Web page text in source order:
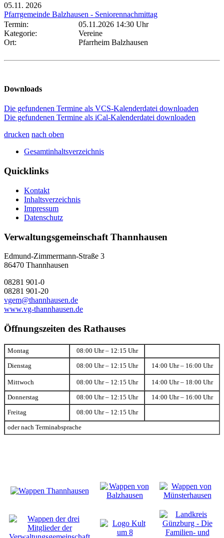
05.11. 2026
Pfarrgemeinde Balzhausen - Seniorennachmittag
Termin:
05.11.2026 14:30 Uhr
Kategorie:
Vereine
Ort:
Pfarrheim Balzhausen
Downloads
Die gefundenen Termine als VCS-Kalenderdatei downloaden
Die gefundenen Termine als iCal-Kalenderdatei downloaden
drucken nach oben
Gesamtinhaltsverzeichnis
Quicklinks
Kontakt
Inhaltsverzeichnis
Impressum
Datenschutz
Verwaltungsgemeinschaft Thannhausen
Edmund-Zimmermann-Straße 3
86470 Thannhausen
08281 901-0
08281 901-20
vgem@thannhausen.de
www.vg-thannhausen.de
Öffnungszeiten des Rathauses
Montag 08:00 Uhr – 12:15 Uhr
Dienstag 08:00 Uhr – 12:15 Uhr 14:00 Uhr – 16:00 Uhr
Mittwoch 08:00 Uhr – 12:15 Uhr 14:00 Uhr – 18:00 Uhr
Donnerstag 08:00 Uhr – 12:15 Uhr 14:00 Uhr – 16:00 Uhr
Freitag 08:00 Uhr – 12:15 Uhr
oder nach Terminabsprache